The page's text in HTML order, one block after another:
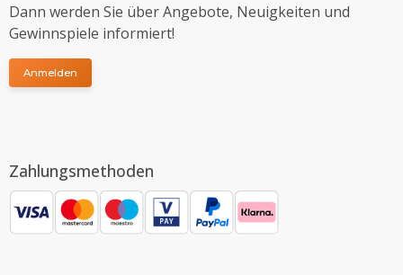
Dann werden Sie über Angebote, Neuigkeiten und
Gewinnspiele informiert!
Anmelden
Zahlungsmethoden